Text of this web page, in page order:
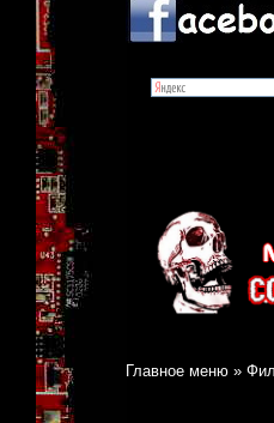
Главное меню »